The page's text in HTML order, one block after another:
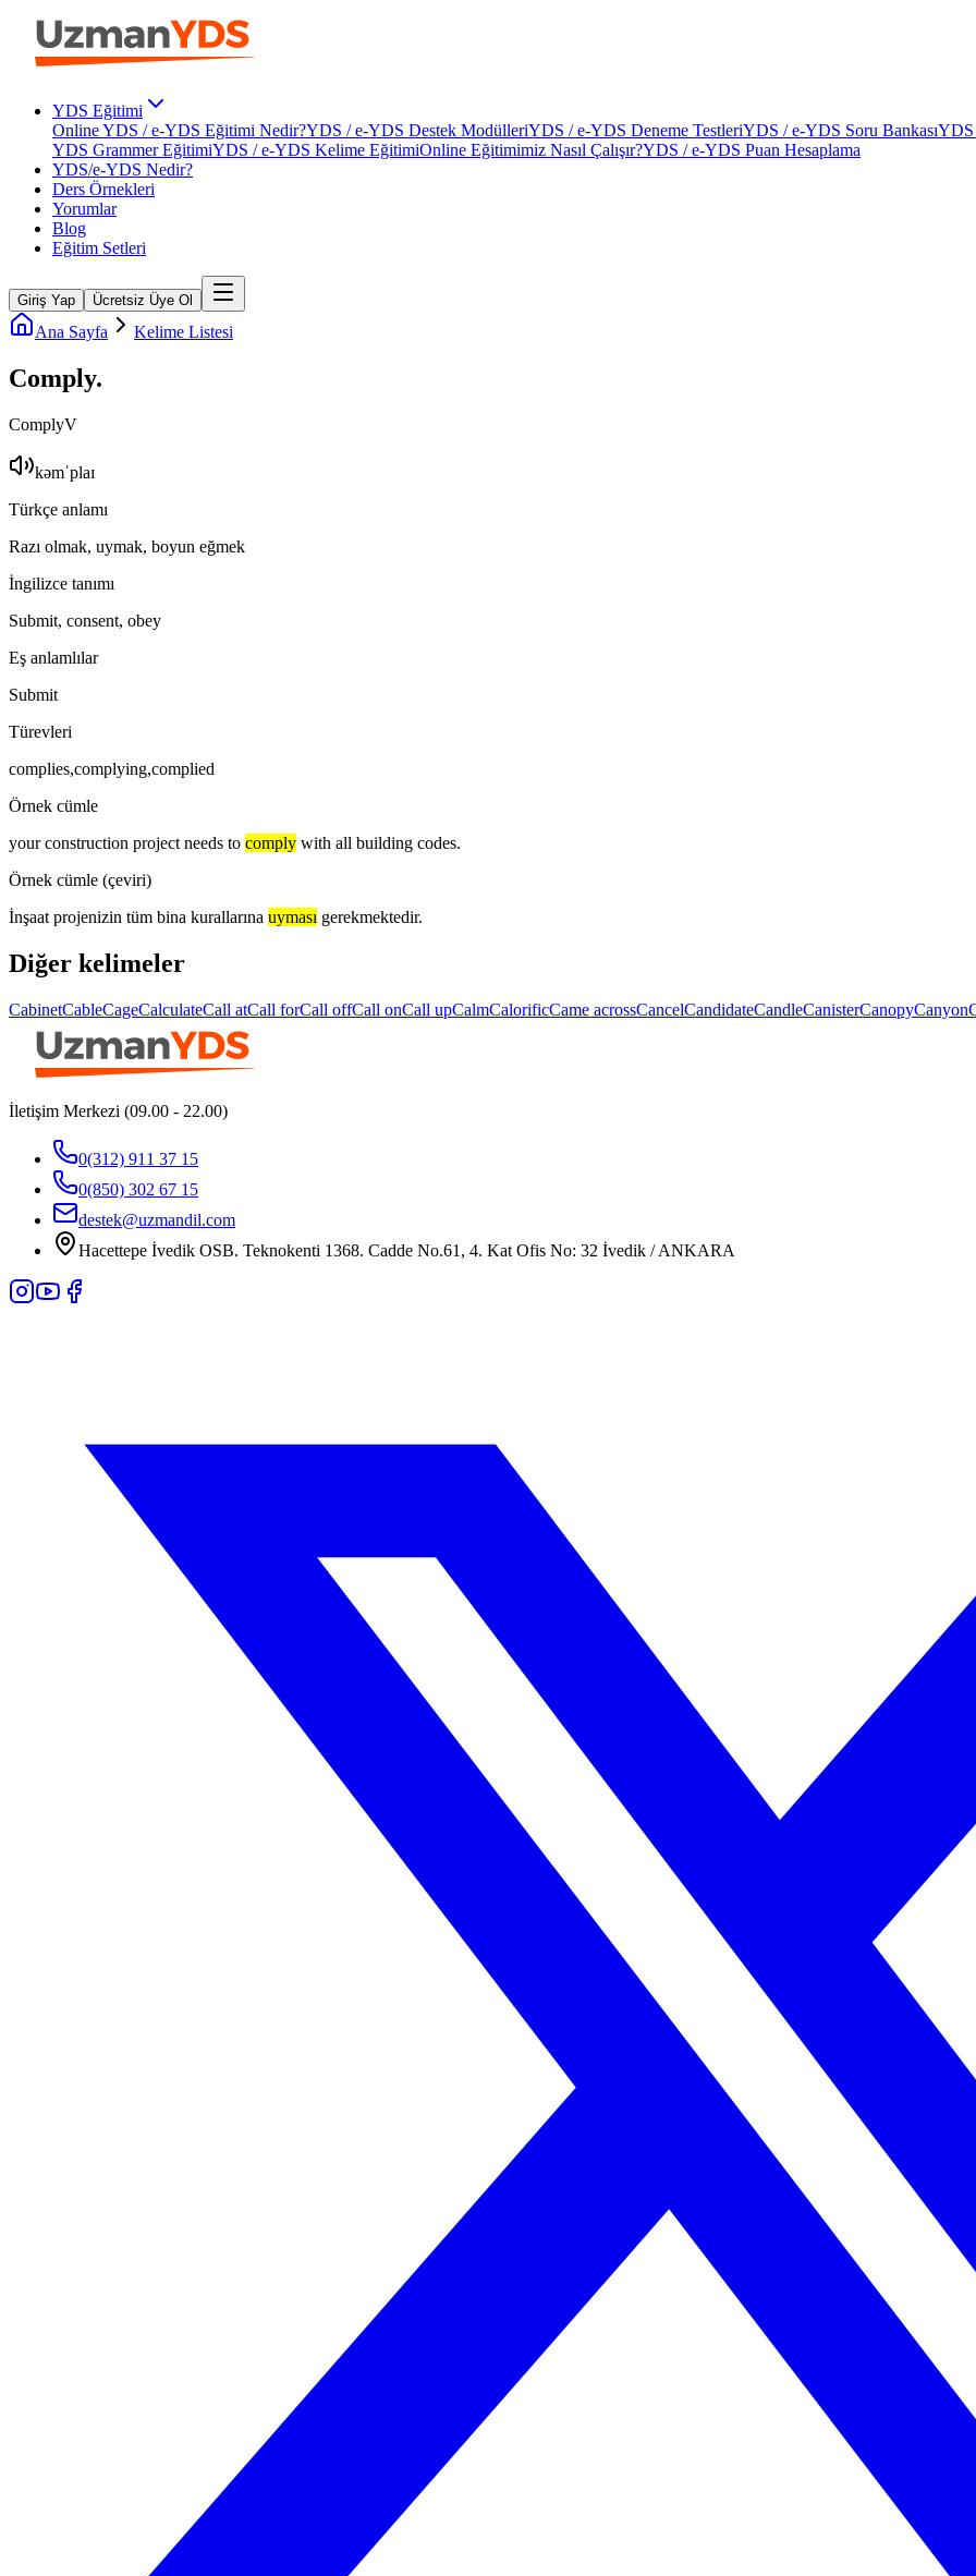
YDS Eğitimi
Online YDS / e-YDS Eğitimi Nedir?YDS / e-YDS Destek ModülleriYDS / e-YDS Deneme TestleriYDS / e-YDS Soru BankasıYDS
YDS Grammer EğitimiYDS / e-YDS Kelime EğitimiOnline Eğitimimiz Nasıl Çalışır?YDS / e-YDS Puan Hesaplama
YDS/e-YDS Nedir?
Ders Örnekleri
Yorumlar
Blog
Eğitim Setleri
Giriş Yap Ücretsiz Üye Ol
Ana Sayfa Kelime Listesi
Comply.
ComplyV
kəmˈplaɪ
Türkçe anlamı
Razı olmak, uymak, boyun eğmek
İngilizce tanımı
Submit, consent, obey
Eş anlamlılar
Submit
Türevleri
complies,complying,complied
Örnek cümle
your construction project needs to comply with all building codes.
Örnek cümle (çeviri)
İnşaat projenizin tüm bina kurallarına uyması gerekmektedir.
Diğer kelimeler
CabinetCableCageCalculateCall atCall forCall offCall onCall upCalmCalorificCame acrossCancelCandidateCandleCanisterCanopyCanyon
İletişim Merkezi (09.00 - 22.00)
0(312) 911 37 15
0(850) 302 67 15
destek@uzmandil.com
Hacettepe İvedik OSB. Teknokenti 1368. Cadde No.61, 4. Kat Ofis No: 32 İvedik / ANKARA